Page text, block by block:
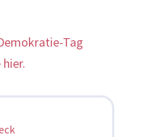
Tag